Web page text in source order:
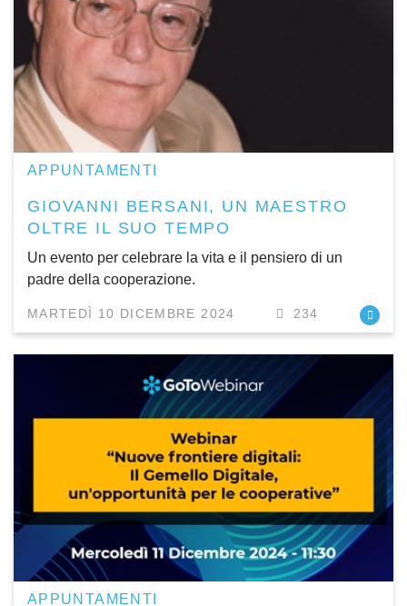
APPUNTAMENTI
GIOVANNI BERSANI, UN MAESTRO
OLTRE IL SUO TEMPO
Un evento per celebrare la vita e il pensiero di un
padre della cooperazione.
MARTEDÌ 10 DICEMBRE 2024 234
APPUNTAMENTI